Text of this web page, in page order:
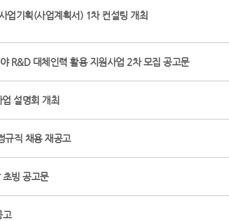
업기획(사업계획서) 1차 컨설팅 개최
R&D 대체인력 활용 지원사업 2차 모집 공고문
설명회 개최
규직 채용 재공고
빙 공고문
고